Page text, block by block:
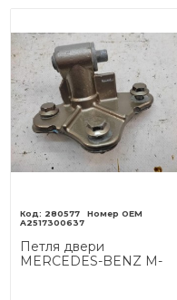
280577
A2517300637
Петля двери
MERCEDES-BENZ M-